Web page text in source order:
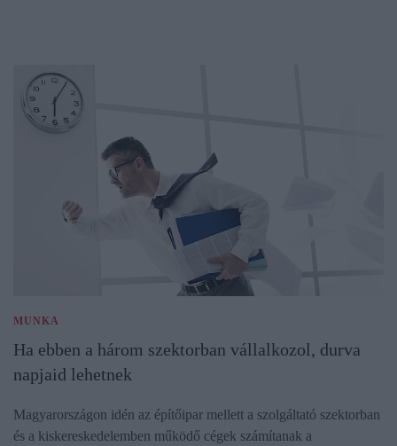
MUNKA
Ha ebben a három szektorban vállalkozol, durva
napjaid lehetnek
Magyarországon idén az építőipar mellett a szolgáltató szektorban
és a kiskereskedelemben működő cégek számítanak a